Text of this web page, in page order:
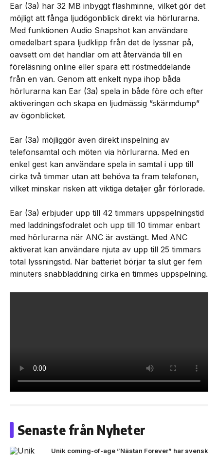
Ear (3a) har 32 MB inbyggt flashminne, vilket gör det
möjligt att fånga ljudögonblick direkt via hörlurarna.
Med funktionen Audio Snapshot kan användare
omedelbart spara ljudklipp från det de lyssnar på,
oavsett om det handlar om att återvända till en
föreläsning online eller spara ett röstmeddelande
från en vän. Genom att enkelt nypa ihop båda
hörlurarna kan Ear (3a) spela in både före och efter
aktiveringen och skapa en ljudmässig ”skärmdump”
av ögonblicket.
Ear (3a) möjliggör även direkt inspelning av
telefonsamtal och möten via hörlurarna. Med en
enkel gest kan användare spela in samtal i upp till
cirka två timmar utan att behöva ta fram telefonen,
vilket minskar risken att viktiga detaljer går förlorade.
Ear (3a) erbjuder upp till 42 timmars uppspelningstid
med laddningsfodralet och upp till 10 timmar enbart
med hörlurarna när ANC är avstängt. Med ANC
aktiverat kan användare njuta av upp till 25 timmars
total lyssningstid. När batteriet börjar ta slut ger fem
minuters snabbladdning cirka en timmes uppspelning.
Senaste från Nyheter
Unik coming-of-age ”Nästan Forever” har svensk